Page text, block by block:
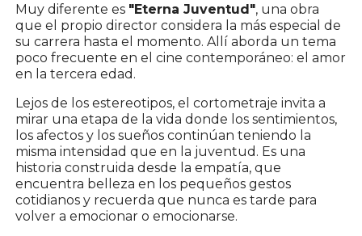
Muy diferente es "Eterna Juventud", una obra
que el propio director considera la más especial de
su carrera hasta el momento. Allí aborda un tema
poco frecuente en el cine contemporáneo: el amor
en la tercera edad.
Lejos de los estereotipos, el cortometraje invita a
mirar una etapa de la vida donde los sentimientos,
los afectos y los sueños continúan teniendo la
misma intensidad que en la juventud. Es una
historia construida desde la empatía, que
encuentra belleza en los pequeños gestos
cotidianos y recuerda que nunca es tarde para
volver a emocionar o emocionarse.